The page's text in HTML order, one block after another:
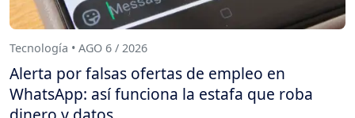
Tecnología • AGO 6 / 2026
Alerta por falsas ofertas de empleo en
WhatsApp: así funciona la estafa que roba